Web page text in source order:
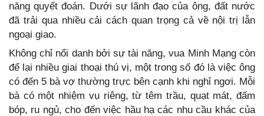
năng quyết đoán. Dưới sự lãnh đạo của ông, đất nước
đã trải qua nhiều cải cách quan trọng cả về nội trị lẫn
ngoại giao.
Không chỉ nổi danh bởi sự tài năng, vua Minh Mạng còn
để lại nhiều giai thoại thú vị, một trong số đó là việc ông
có đến 5 bà vợ thường trực bên cạnh khi nghỉ ngơi. Mỗi
bà có một nhiệm vụ riêng, từ têm trầu, quạt mát, đấm
bóp, ru ngủ, cho đến việc hầu hạ các nhu cầu khác của